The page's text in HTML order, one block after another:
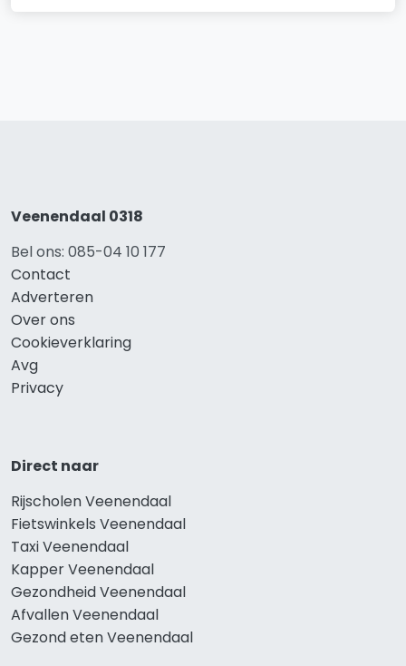
Veenendaal 0318
Bel ons: 085-04 10 177
Contact
Adverteren
Over ons
Cookieverklaring
Avg
Privacy
Direct naar
Rijscholen Veenendaal
Fietswinkels Veenendaal
Taxi Veenendaal
Kapper Veenendaal
Gezondheid Veenendaal
Afvallen Veenendaal
Gezond eten Veenendaal